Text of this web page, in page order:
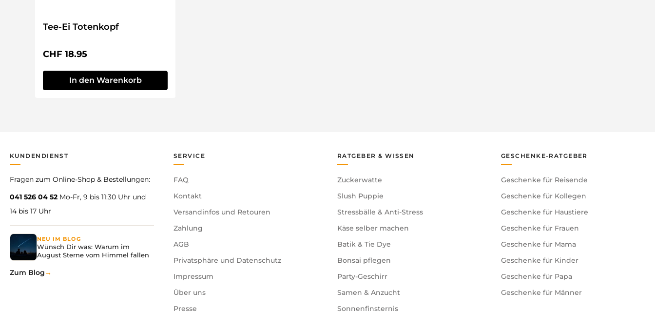
Tee-Ei Totenkopf
Regulärer Preis:
CHF 18.95
In den Warenkorb
KUNDENDIENST
Fragen zum Online-Shop & Bestellungen:
041 526 04 52 Mo-Fr, 9 bis 11:30 Uhr und
14 bis 17 Uhr
NEU IM BLOG
Wünsch Dir was: Warum im
August Sterne vom Himmel fallen
Zum Blog
SERVICE
FAQ
Kontakt
Versandinfos und Retouren
Zahlung
AGB
Privatsphäre und Datenschutz
Impressum
Über uns
Presse
RATGEBER & WISSEN
Zuckerwatte
Slush Puppie
Stressbälle & Anti-Stress
Käse selber machen
Batik & Tie Dye
Bonsai pflegen
Party-Geschirr
Samen & Anzucht
Sonnenfinsternis
GESCHENKE-RATGEBER
Geschenke für Reisende
Geschenke für Kollegen
Geschenke für Haustiere
Geschenke für Frauen
Geschenke für Mama
Geschenke für Kinder
Geschenke für Papa
Geschenke für Männer